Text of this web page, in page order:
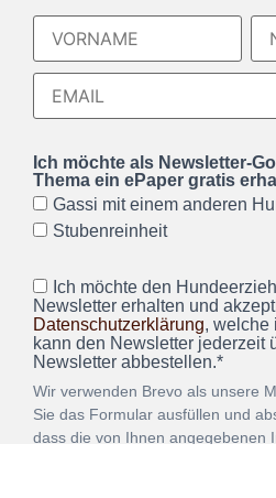
Ich möchte als Newsletter-
Thema ein ePaper gratis
Gassi mit einem anderen
Stubenreinheit
Ich möchte den
Newsletter erhalten und
Datenschutzerklärung, welche
kann den Newsletter jederzeit
Newsletter abbestellen.*
Wir verwenden Brevo als unsere
Sie das Formular ausfüllen und
dass die von Ihnen angegebenen